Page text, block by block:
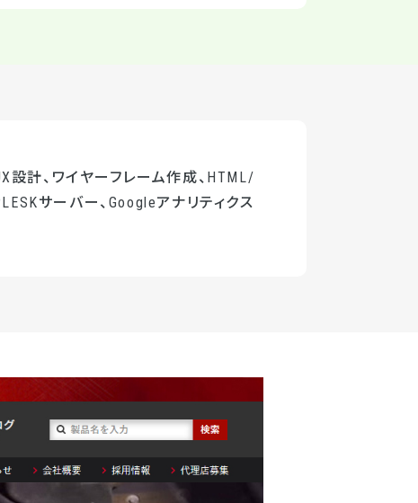
設計、ワイヤーフレーム作成、HTML/
サーバー、Googleアナリティクス